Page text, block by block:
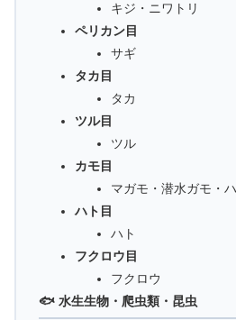
キジ・ニワトリ
ペリカン目
サギ
タカ目
タカ
ツル目
ツル
カモ目
マガモ・潜水ガモ・
ハト目
ハト
フクロウ目
フクロウ
🐟 水生生物・爬虫類・昆虫